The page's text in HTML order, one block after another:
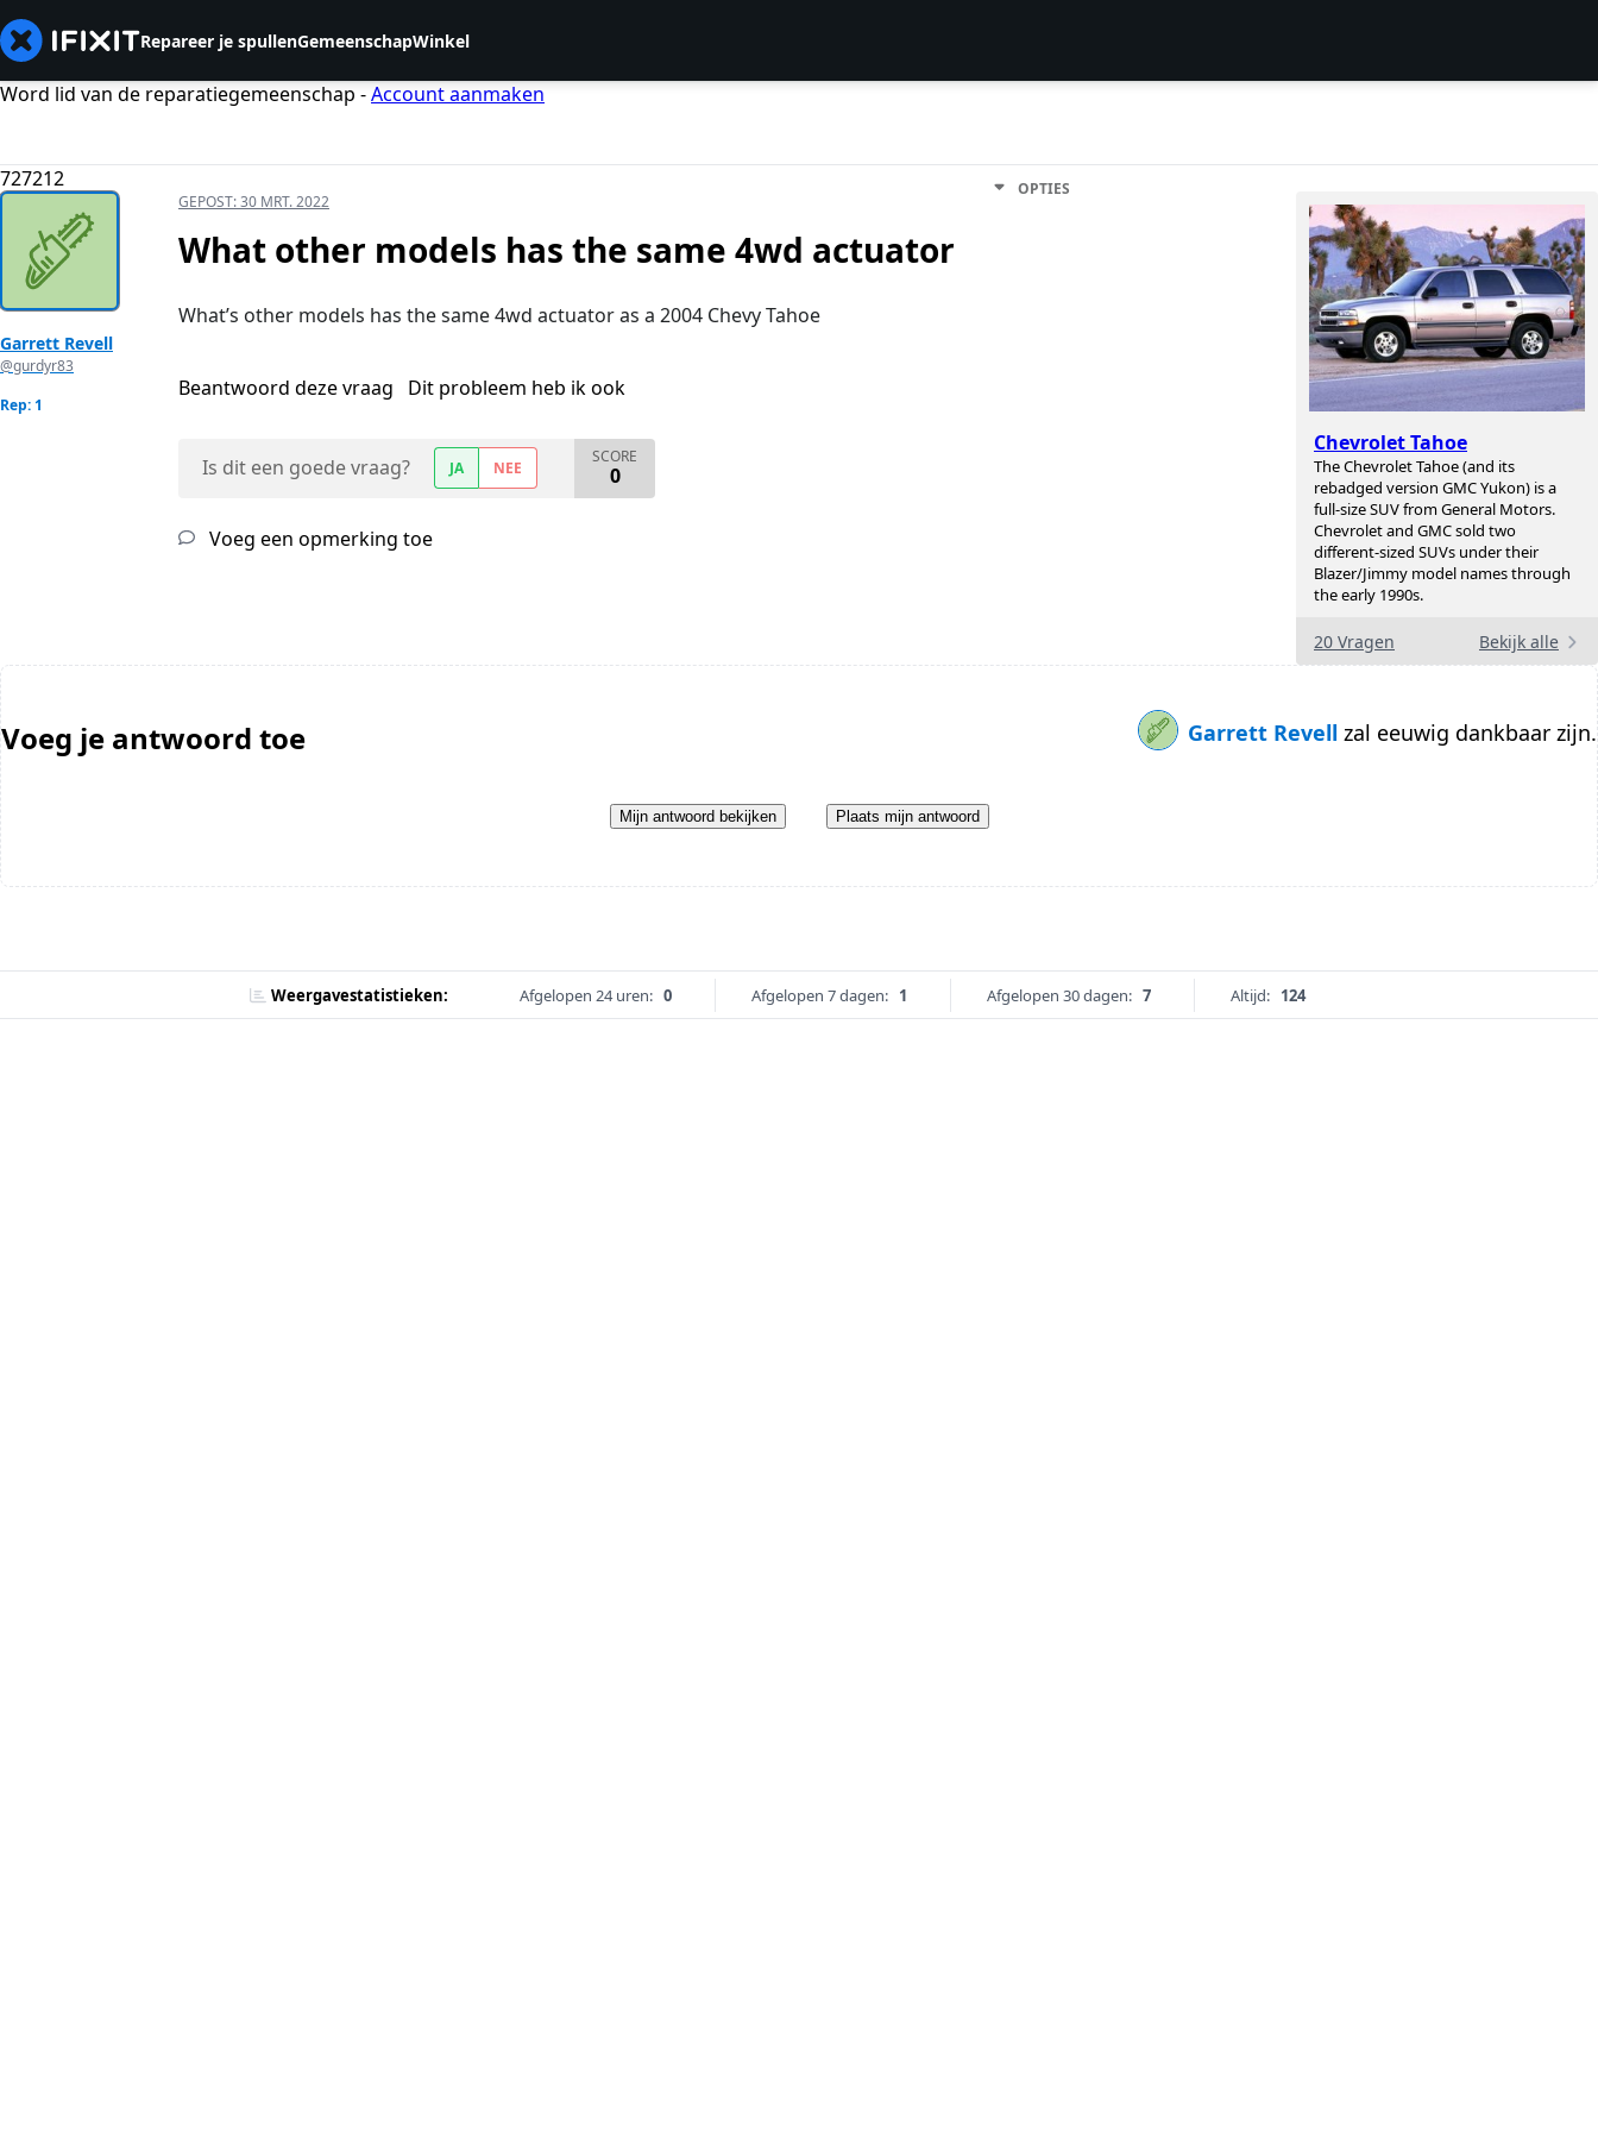
Repareer je spullenGemeenschapWinkel
Word lid van de reparatiegemeenschap -Account aanmaken
727212
Chevrolet Tahoe
The Chevrolet Tahoe (and its
rebadged version GMC Yukon) is a
full-size SUV from General Motors.
Chevrolet and GMC sold two
different-sized SUVs under their
Blazer/Jimmy model names through
the early 1990s.
20 Vragen Bekijk alle
Garrett Revell
@gurdyr83
Rep: 1
GEPOST:30 MRT. 2022
OPTIES
What other models has the same 4wd actuator
What’s other models has the same 4wd actuator as a 2004 Chevy Tahoe
Beantwoord deze vraag Dit probleem heb ik ook
Is dit een goede vraag? JA NEE
SCORE
0
Voeg een opmerking toe
Voeg je antwoord toe Garrett Revell zal eeuwig dankbaar zijn.
Mijn antwoord bekijken Plaats mijn antwoord
Weergavestatistieken: Afgelopen 24 uren: 0 Afgelopen 7 dagen: 1 Afgelopen 30 dagen: 7 Altijd: 124